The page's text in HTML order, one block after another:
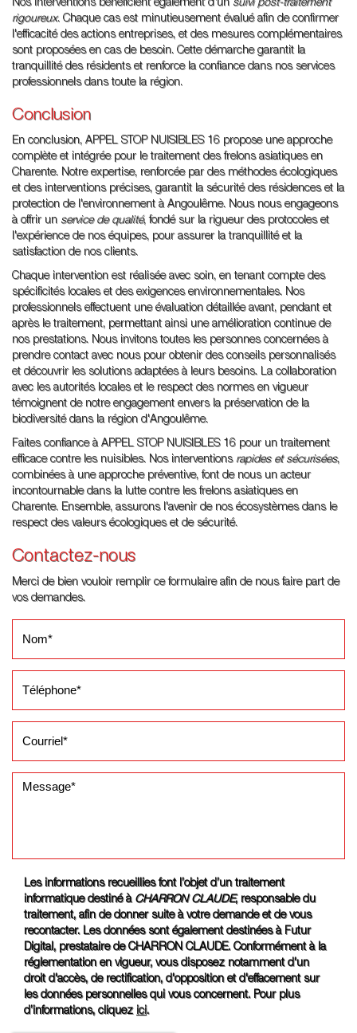
Nos interventions bénéficient également d'un suivi post-traitement
rigoureux. Chaque cas est minutieusement évalué afin de confirmer
l'efficacité des actions entreprises, et des mesures complémentaires
sont proposées en cas de besoin. Cette démarche garantit la
tranquillité des résidents et renforce la confiance dans nos services
professionnels dans toute la région.
Conclusion
En conclusion, APPEL STOP NUISIBLES 16 propose une approche
complète et intégrée pour le traitement des frelons asiatiques en
Charente. Notre expertise, renforcée par des méthodes écologiques
et des interventions précises, garantit la sécurité des résidences et la
protection de l'environnement à Angoulême. Nous nous engageons
à offrir un service de qualité, fondé sur la rigueur des protocoles et
l'expérience de nos équipes, pour assurer la tranquillité et la
satisfaction de nos clients.
Chaque intervention est réalisée avec soin, en tenant compte des
spécificités locales et des exigences environnementales. Nos
professionnels effectuent une évaluation détaillée avant, pendant et
après le traitement, permettant ainsi une amélioration continue de
nos prestations. Nous invitons toutes les personnes concernées à
prendre contact avec nous pour obtenir des conseils personnalisés
et découvrir les solutions adaptées à leurs besoins. La collaboration
avec les autorités locales et le respect des normes en vigueur
témoignent de notre engagement envers la préservation de la
biodiversité dans la région d'Angoulême.
Faites confiance à APPEL STOP NUISIBLES 16 pour un traitement
efficace contre les nuisibles. Nos interventions rapides et sécurisées,
combinées à une approche préventive, font de nous un acteur
incontournable dans la lutte contre les frelons asiatiques en
Charente. Ensemble, assurons l'avenir de nos écosystèmes dans le
respect des valeurs écologiques et de sécurité.
Contactez-nous
Merci de bien vouloir remplir ce formulaire afin de nous faire part de
vos demandes.
Les informations recueillies font l’objet d’un traitement
informatique destiné à
CHARRON CLAUDE, responsable du
traitement, afin de donner suite à votre demande et de vous
recontacter. Les données sont également destinées à Futur
Digital, prestataire de CHARRON CLAUDE. Conformément à la
réglementation en vigueur, vous disposez notamment d'un
droit d'accès, de rectification, d'opposition et d'effacement sur
les données personnelles qui vous concernent. Pour plus
d’informations, cliquez ici.